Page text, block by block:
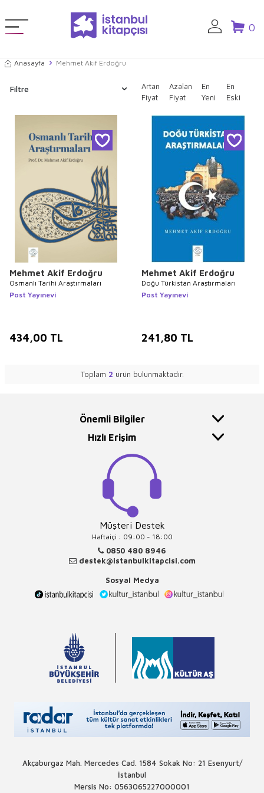
0
Anasayfa Mehmet Akif Erdoğru
Filtre
Artan
Fiyat
Azalan
Fiyat
En
Yeni
En
Eski
Mehmet Akif Erdoğru
Osmanlı Tarihi Araştırmaları
Post Yayınevi
434,00 TL
Mehmet Akif Erdoğru
Doğu Türkistan Araştırmaları
Post Yayınevi
241,80 TL
Toplam 2 ürün bulunmaktadır.
Önemli Bilgiler
Hızlı Erişim
Müşteri Destek
Haftaiçi : 09:00 - 18:00
0850 480 8946
destek@istanbulkitapcisi.com
Sosyal Medya
Akçaburgaz Mah. Mercedes Cad. 1584 Sokak No: 21 Esenyurt/
İstanbul
Mersis No: 0563065227000001